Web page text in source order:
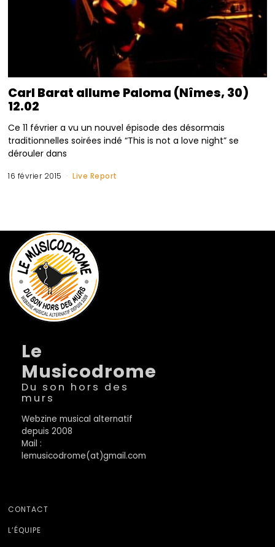
Carl Barat allume Paloma (Nîmes, 30)
12.02
Ce 11 février a vu un nouvel épisode des désormais
traditionnelles soirées indé “This is not a love night” se
dérouler dans
16 février 2015 Live Report
Le
Musicodrome
Du son hors des
murs
Webzine musical alternatif
depuis 2008
Mail :
lemusicodrome(at)gmail.com
CONTACT
L’ÉQUIPE